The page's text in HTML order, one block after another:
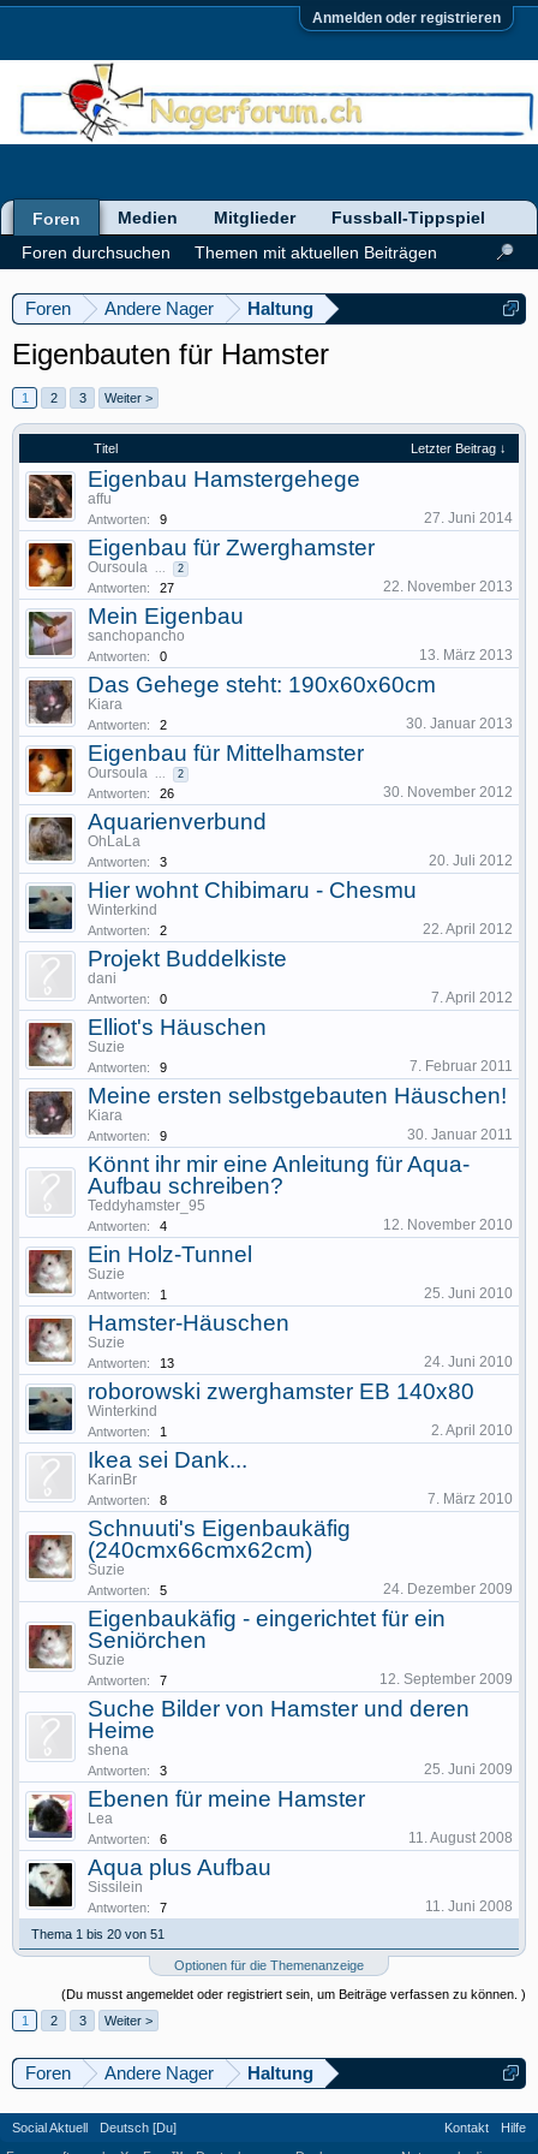
Anmelden oder registrieren
Foren Andere Nager Haltung
Eigenbauten für Hamster
1 2 3 Weiter >
Titel Letzter Beitrag ↓
Eigenbau Hamstergehege
affu
Antworten: 9 27. Juni 2014
Eigenbau für Zwerghamster
Oursoula ... 2
Antworten: 27 22. November 2013
Mein Eigenbau
sanchopancho
Antworten: 0 13. März 2013
Das Gehege steht: 190x60x60cm
Kiara
Antworten: 2 30. Januar 2013
Eigenbau für Mittelhamster
Oursoula ... 2
Antworten: 26 30. November 2012
Aquarienverbund
OhLaLa
Antworten: 3 20. Juli 2012
Hier wohnt Chibimaru - Chesmu
Winterkind
Antworten: 2 22. April 2012
Projekt Buddelkiste
dani
Antworten: 0 7. April 2012
Elliot's Häuschen
Suzie
Antworten: 9 7. Februar 2011
Meine ersten selbstgebauten Häuschen!
Kiara
Antworten: 9 30. Januar 2011
Könnt ihr mir eine Anleitung für Aqua-
Aufbau schreiben?
Teddyhamster_95
Antworten: 4 12. November 2010
Ein Holz-Tunnel
Suzie
Antworten: 1 25. Juni 2010
Hamster-Häuschen
Suzie
Antworten: 13 24. Juni 2010
roborowski zwerghamster EB 140x80
Winterkind
Antworten: 1 2. April 2010
Ikea sei Dank...
KarinBr
Antworten: 8 7. März 2010
Schnuuti's Eigenbaukäfig
(240cmx66cmx62cm)
Suzie
Antworten: 5 24. Dezember 2009
Eigenbaukäfig - eingerichtet für ein
Seniörchen
Suzie
Antworten: 7 12. September 2009
Suche Bilder von Hamster und deren
Heime
shena
Antworten: 3 25. Juni 2009
Ebenen für meine Hamster
Lea
Antworten: 6 11. August 2008
Aqua plus Aufbau
Sissilein
Antworten: 7 11. Juni 2008
Thema 1 bis 20 von 51
Optionen für die Themenanzeige
(Du musst angemeldet oder registriert sein, um Beiträge verfassen zu können. )
1
2 3 Weiter >
Foren Andere Nager Haltung
Foren
Foren durchsuchen
Themen mit aktuellen Beiträgen
Medien Mitglieder Fussball-Tippspiel
Social Aktuell Deutsch [Du] Kontakt
Hilfe